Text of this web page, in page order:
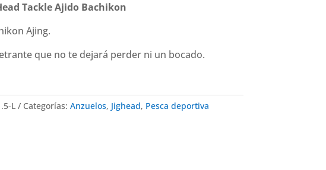
Tackle Ajido Bachikon
Ajing.
que no te dejará perder ni un bocado.
L Categorías: Anzuelos, Jighead, Pesca deportiva